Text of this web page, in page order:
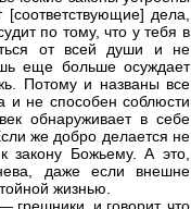
[соответствующие] дела,
по тому, что у тебя в
от всей души и не
еще больше осуждает
Потому и названы все
и не способен соблюсти
обнаруживает в себе
же добро делается не
закону Божьему. А это,
даже если внешне
жизнью.